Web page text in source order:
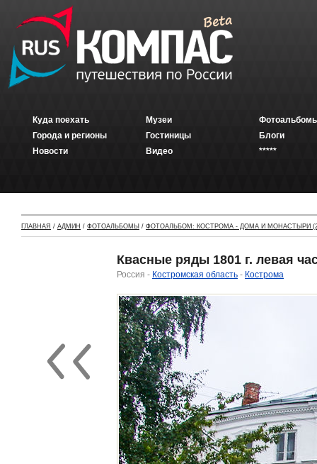
Куда поехать
Города и регионы
Новости
Музеи
Гостиницы
Видео
Блоги
*****
ГЛАВНАЯ / АДМИН / ФОТОАЛЬБОМЫ / ФОТОАЛЬБОМ: КОСТРОМА - ДОМА И МОНАСТЫРИ
Квасные ряды 1801 г. левая
Россия - Костромская область - Кострома